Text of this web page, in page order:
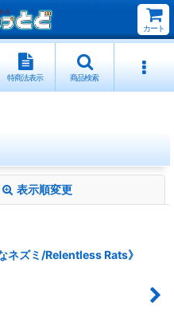
カート
特商法表示 商品検索
表示順変更
ネズミ/Relentless Rats》